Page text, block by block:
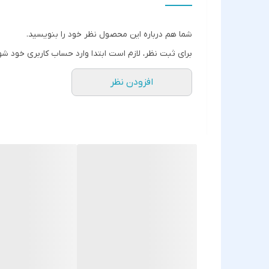
شما هم درباره این محصول نظر خود را بنویسید.
برای ثبت نظر، لازم است ابتدا وارد حساب کاربری خود
افزودن نظر